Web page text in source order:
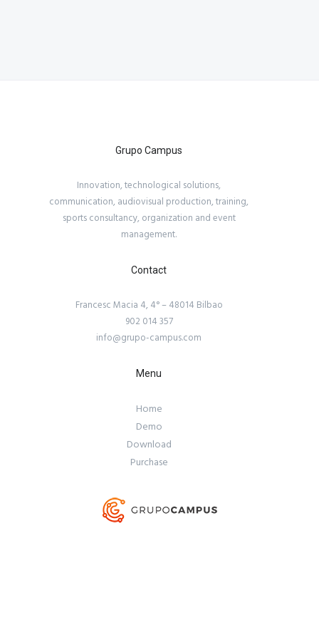
Grupo Campus
Innovation, technological solutions,
communication, audiovisual production, training,
sports consultancy, organization and event
management.
Contact
Francesc Macia 4, 4° – 48014 Bilbao
902 014 357
info@grupo-campus.com
Menu
Home
Demo
Download
Purchase